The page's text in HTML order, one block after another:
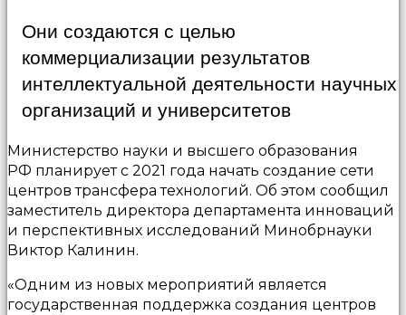
Они создаются с целью
коммерциализации результатов
интеллектуальной деятельности научных
организаций и университетов
Министерство науки и высшего образования
РФ планирует с 2021 года начать создание сети
центров трансфера технологий. Об этом сообщил
заместитель директора департамента инноваций
и перспективных исследований Минобрнауки
Виктор Калинин.
«Одним из новых мероприятий является
государственная поддержка создания центров